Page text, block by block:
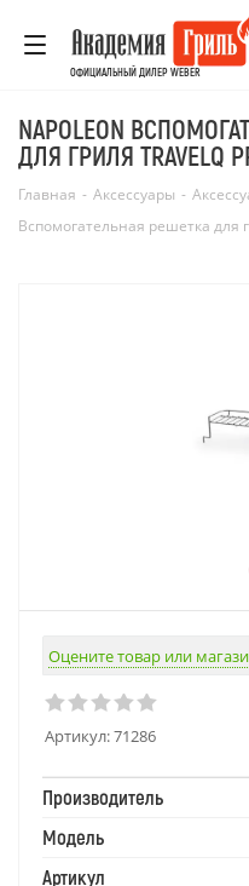
ОФИЦИАЛЬНЫЙ ДИЛЕР WEBER
NAPOLEON
ДЛЯ ГРИЛЯ TRAVELQ
Главная - Аксессуары -
Вспомогательная решетка для
Оцените товар или
Артикул:71286
Производитель
Модель
Артикул